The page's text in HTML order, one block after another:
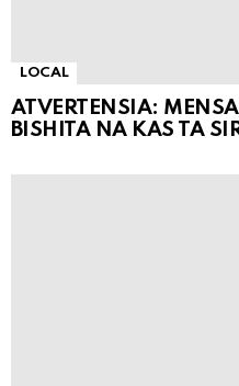
LOCAL
ATVERTENSIA:
BISHITA NA KAS TA